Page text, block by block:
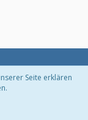
Seite erklären